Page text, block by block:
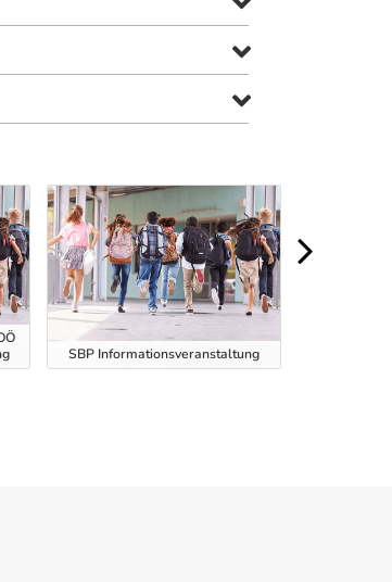
SBP Informationsveranstaltung